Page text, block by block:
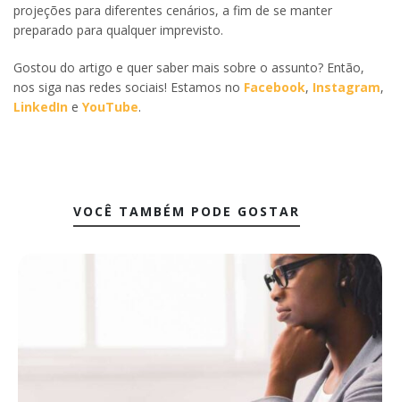
projeções para diferentes cenários, a fim de se manter
preparado para qualquer imprevisto.
Gostou do artigo e quer saber mais sobre o assunto? Então,
nos siga nas redes sociais! Estamos no Facebook, Instagram,
LinkedIn e YouTube.
VOCÊ TAMBÉM PODE GOSTAR